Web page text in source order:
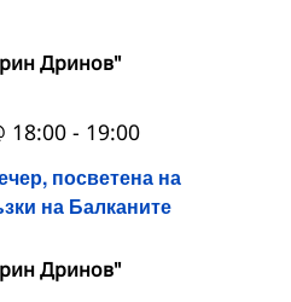
Дринов"
посветена на
на Балканите
18:00 - 19:00
Дринов"